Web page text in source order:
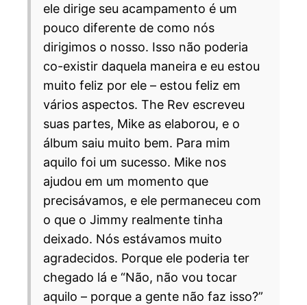
ele dirige seu acampamento é um
pouco diferente de como nós
dirigimos o nosso. Isso não poderia
co-existir daquela maneira e eu estou
muito feliz por ele – estou feliz em
vários aspectos. The Rev escreveu
suas partes, Mike as elaborou, e o
álbum saiu muito bem. Para mim
aquilo foi um sucesso. Mike nos
ajudou em um momento que
precisávamos, e ele permaneceu com
o que o Jimmy realmente tinha
deixado. Nós estávamos muito
agradecidos. Porque ele poderia ter
chegado lá e “Não, não vou tocar
aquilo – porque a gente não faz isso?”